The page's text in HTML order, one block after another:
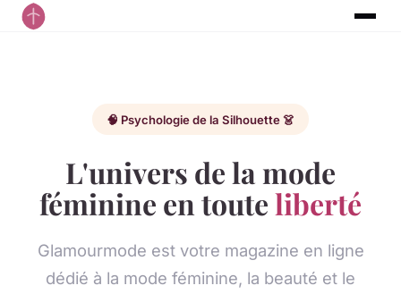
🧠 Psychologie de la Silhouette 👗
L'univers de la mode
féminine en touteliberté
Glamourmode est votre magazine en ligne
dédié à la mode féminine, la beauté et le